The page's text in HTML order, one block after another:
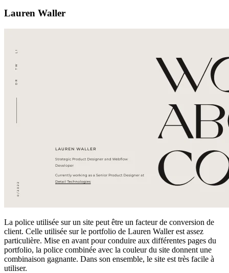
Lauren Waller
La police utilisée sur un site peut être un facteur de conversion de
client. Celle utilisée sur le portfolio de Lauren Waller est assez
particulière. Mise en avant pour conduire aux différentes pages du
portfolio, la police combinée avec la couleur du site donnent une
combinaison gagnante. Dans son ensemble, le site est très facile à
utiliser.